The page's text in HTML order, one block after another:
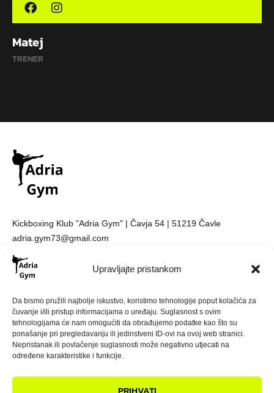
Upravljajte pristankom
Da bismo pružili najbolje iskustvo, koristimo tehnologije poput kolačića za
čuvanje i/ili pristup informacijama o uređaju. Suglasnost s ovim
tehnologijama će nam omogućiti da obrađujemo podatke kao što su
ponašanje pri pregledavanju ili jedinstveni ID-ovi na ovoj web stranici.
Nepristanak ili povlačenje suglasnosti može negativno utjecati na
određene karakteristike i funkcije.
PRIHVATI
Matej
TRENER
Kickboxing Klub "Adria Gym" | Čavja 54 | 51219 Čavle
adria.gym73@gmail.com